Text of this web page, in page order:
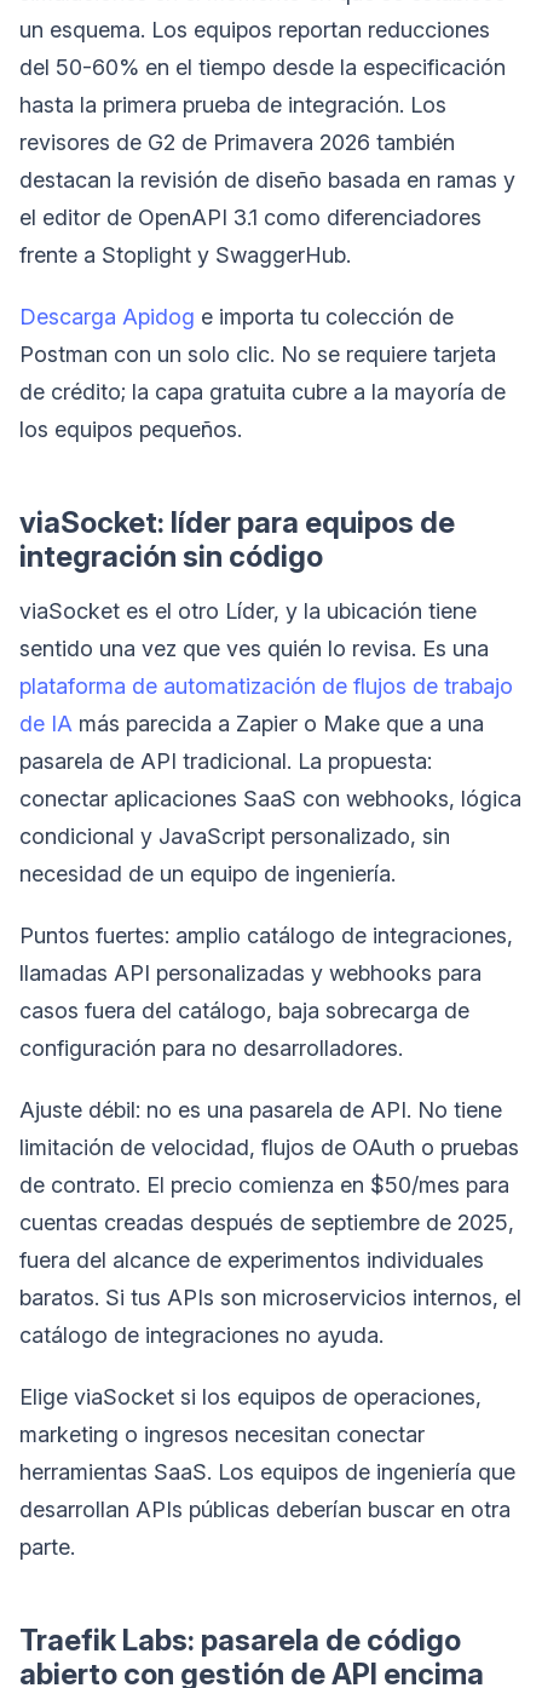
un esquema. Los equipos reportan reducciones
del 50-60% en el tiempo desde la especificación
hasta la primera prueba de integración. Los
revisores de G2 de Primavera 2026 también
destacan la revisión de diseño basada en ramas y
el editor de OpenAPI 3.1 como diferenciadores
frente a Stoplight y SwaggerHub.
Descarga Apidog e importa tu colección de
Postman con un solo clic. No se requiere tarjeta
de crédito; la capa gratuita cubre a la mayoría de
los equipos pequeños.
viaSocket: líder para equipos de
integración sin código
viaSocket es el otro Líder, y la ubicación tiene
sentido una vez que ves quién lo revisa. Es una
plataforma de automatización de flujos de trabajo
de IA más parecida a Zapier o Make que a una
pasarela de API tradicional. La propuesta:
conectar aplicaciones SaaS con webhooks, lógica
condicional y JavaScript personalizado, sin
necesidad de un equipo de ingeniería.
Puntos fuertes: amplio catálogo de integraciones,
llamadas API personalizadas y webhooks para
casos fuera del catálogo, baja sobrecarga de
configuración para no desarrolladores.
Ajuste débil: no es una pasarela de API. No tiene
limitación de velocidad, flujos de OAuth o pruebas
de contrato. El precio comienza en $50/mes para
cuentas creadas después de septiembre de 2025,
fuera del alcance de experimentos individuales
baratos. Si tus APIs son microservicios internos, el
catálogo de integraciones no ayuda.
Elige viaSocket si los equipos de operaciones,
marketing o ingresos necesitan conectar
herramientas SaaS. Los equipos de ingeniería que
desarrollan APIs públicas deberían buscar en otra
parte.
Traefik Labs: pasarela de código
abierto con gestión de API encima